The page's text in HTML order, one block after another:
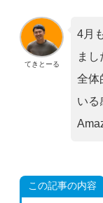
てきとーる
4月
まし
全体
いる
この記事の内容